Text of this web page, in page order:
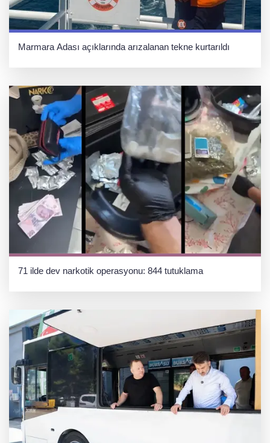
Marmara Adası açıklarında arızalanan tekne kurtarıldı
71 ilde dev narkotik operasyonu: 844 tutuklama